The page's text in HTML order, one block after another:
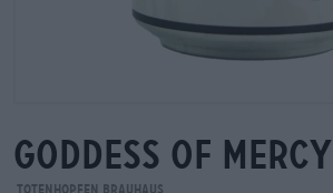
goddess of mercy
Totenhopfen Brauhaus